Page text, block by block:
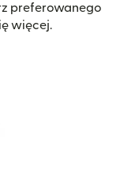
preferowanego
więcej.